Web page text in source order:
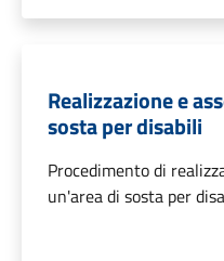
Realizzazione e
sosta per disabili
Procedimento di
un'area di sosta per